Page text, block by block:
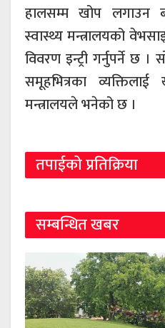
हालसम्म खोप लगाउन
स्वास्थ्य मन्त्रालयको
विवरण इन्ट्री गर्नुपर्ने छ ।
समूहभित्रका
मन्त्रालयले भनेको छ ।
तपाईको प्रतिक्रिया
सम्बन्धित खबर